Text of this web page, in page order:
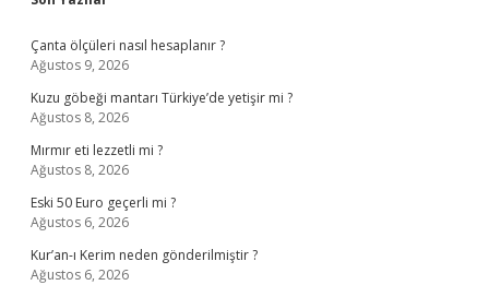
Sidebar
Çanta ölçüleri nasıl hesaplanır ?
Ağustos 9, 2026
Kuzu göbeği mantarı Türkiye’de yetişir mi ?
Ağustos 8, 2026
Mırmır eti lezzetli mi ?
Ağustos 8, 2026
Eski 50 Euro geçerli mi ?
Ağustos 6, 2026
Kur’an-ı Kerim neden gönderilmiştir ?
Ağustos 6, 2026